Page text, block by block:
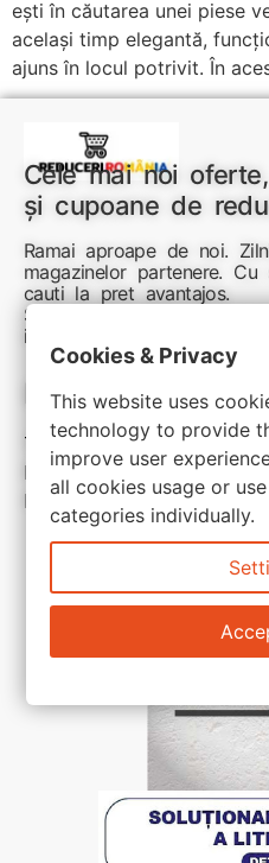
ești în căutarea unei piese
același timp elegantă,
ajuns în locul potrivit. În
Cele mai noi
și cupoane de
Ramai aproape de noi.
magazinelor partenere.
cauti la pret avantajos.
Sunteti aici pentru reduceri
inspirate
Link-uri utile:
Termeni si conditii
Politica de confidentialitate
Politica de cookie
Cookies & Privacy
This website uses
technology to provide
improve user
all cookies usage or
categories individually.